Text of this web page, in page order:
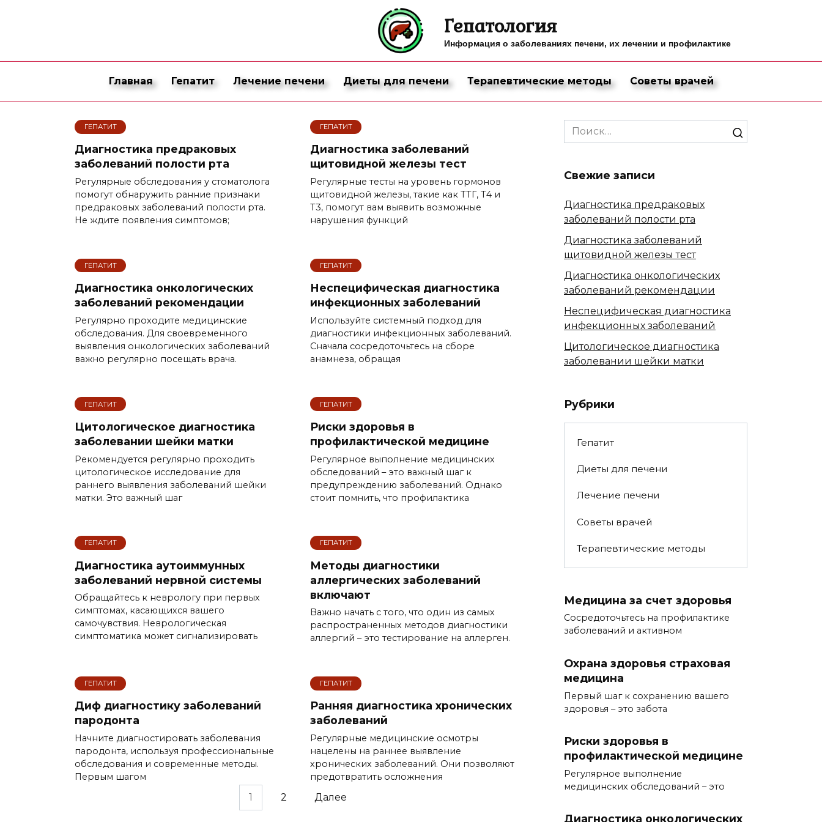
Гепатология
Информация о заболеваниях печени, их лечении и профилактике
Главная Гепатит Лечение печени Диеты для печени Терапевтические методы Советы врачей
ГЕПАТИТ
Диагностика предраковых
заболеваний полости рта
Регулярные обследования у стоматолога
помогут обнаружить ранние признаки
предраковых заболеваний полости рта.
Не ждите появления симптомов;
ГЕПАТИТ
Диагностика заболеваний
щитовидной железы тест
Регулярные тесты на уровень гормонов
щитовидной железы, такие как ТТГ, Т4 и
Т3, помогут вам выявить возможные
нарушения функций
ГЕПАТИТ
Диагностика онкологических
заболеваний рекомендации
Регулярно проходите медицинские
обследования. Для своевременного
выявления онкологических заболеваний
важно регулярно посещать врача.
ГЕПАТИТ
Неспецифическая диагностика
инфекционных заболеваний
Используйте системный подход для
диагностики инфекционных заболеваний.
Сначала сосредоточьтесь на сборе
анамнеза, обращая
ГЕПАТИТ
Цитологическое диагностика
заболевании шейки матки
Рекомендуется регулярно проходить
цитологическое исследование для
раннего выявления заболеваний шейки
матки. Это важный шаг
ГЕПАТИТ
Риски здоровья в
профилактической медицине
Регулярное выполнение медицинских
обследований – это важный шаг к
предупреждению заболеваний. Однако
стоит помнить, что профилактика
ГЕПАТИТ
Диагностика аутоиммунных
заболеваний нервной системы
Обращайтесь к неврологу при первых
симптомах, касающихся вашего
самочувствия. Неврологическая
симптоматика может сигнализировать
ГЕПАТИТ
Методы диагностики
аллергических заболеваний
включают
Важно начать с того, что один из самых
распространенных методов диагностики
аллергий – это тестирование на аллерген.
ГЕПАТИТ
Диф диагностику заболеваний
пародонта
Начните диагностировать заболевания
пародонта, используя профессиональные
обследования и современные методы.
Первым шагом
ГЕПАТИТ
Ранняя диагностика хронических
заболеваний
Регулярные медицинские осмотры
нацелены на раннее выявление
хронических заболеваний. Они позволяют
предотвратить осложнения
1 2 Далее
Search
for:
Свежие записи
Диагностика предраковых
заболеваний полости рта
Диагностика заболеваний
щитовидной железы тест
Диагностика онкологических
заболеваний рекомендации
Неспецифическая диагностика
инфекционных заболеваний
Цитологическое диагностика
заболевании шейки матки
Рубрики
Гепатит
Диеты для печени
Лечение печени
Советы врачей
Терапевтические методы
Медицина за счет здоровья
Сосредоточьтесь на профилактике
заболеваний и активном
Охрана здоровья страховая
медицина
Первый шаг к сохранению вашего
здоровья – это забота
Риски здоровья в
профилактической медицине
Регулярное выполнение
медицинских обследований – это
Диагностика онкологических